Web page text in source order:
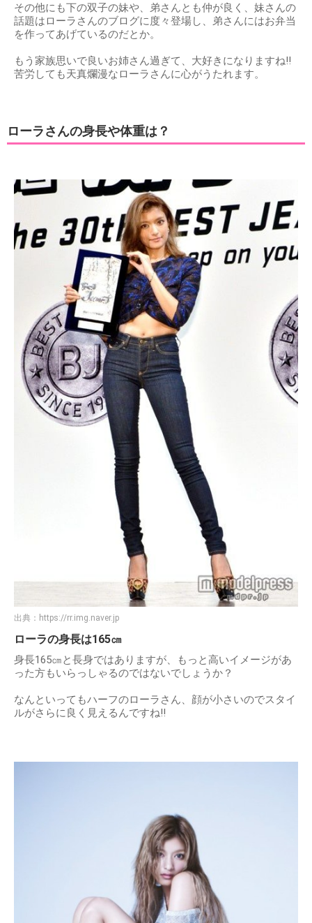
その他にも下の双子の妹や、弟さんとも仲が良く、妹さんの
話題はローラさんのブログに度々登場し、弟さんにはお弁当
を作ってあげているのだとか。
もう家族思いで良いお姉さん過ぎて、大好きになりますね!!
苦労しても天真爛漫なローラさんに心がうたれます。
ローラさんの身長や体重は？
出典： https://rr.img.naver.jp
ローラの身長は165㎝
身長165㎝と長身ではありますが、もっと高いイメージがあ
った方もいらっしゃるのではないでしょうか？
なんといってもハーフのローラさん、顔が小さいのでスタイ
ルがさらに良く見えるんですね!!